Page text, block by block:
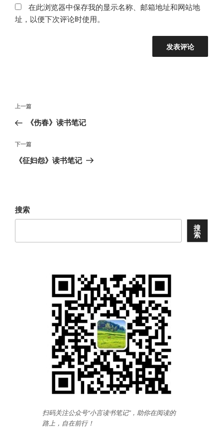
在此浏览器中保存我的显示名称、邮箱地址和网站地
址，以便下次评论时使用。
文
导
航
上
一
文
章
上一篇
《伤春》读书笔记
下
一
下一篇
《征妇怨》读书笔记
搜索
搜
索
扫码关注公众号“小言读书笔记”，助你在阅读的
路上，自在前行！